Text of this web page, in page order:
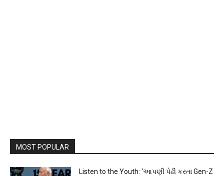
MOST POPULAR
Listen to the Youth: ‘આપણી પેઢી કરતા Gen-Z